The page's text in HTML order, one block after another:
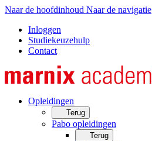
Naar de hoofdinhoud Naar de navigatie
Inloggen
Studiekeuzehulp
Contact
Opleidingen
Terug
Pabo opleidingen
Terug